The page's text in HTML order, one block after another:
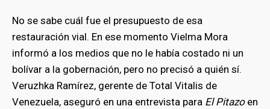
No se sabe cuál fue el presupuesto de esa
restauración vial. En ese momento Vielma Mora
informó a los medios que no le había costado ni un
bolívar a la gobernación, pero no precisó a quién sí.
Veruzhka Ramírez, gerente de Total Vitalis de
Venezuela, aseguró en una entrevista para El Pitazoen